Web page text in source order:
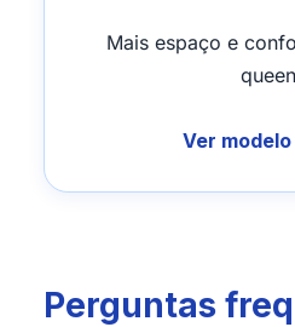
Mais espaço e
Ver
Perguntas